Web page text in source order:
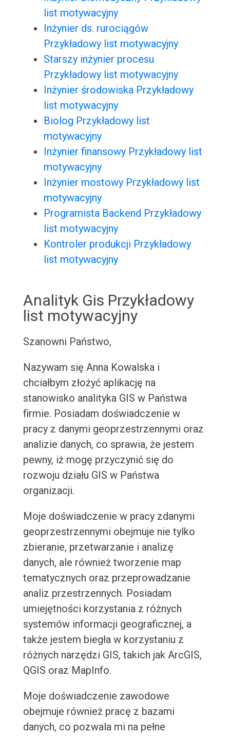
list motywacyjny
Inżynier ds. rurociągów
Przykładowy list motywacyjny
Starszy inżynier procesu
Przykładowy list motywacyjny
Inżynier środowiska Przykładowy
list motywacyjny
Biolog Przykładowy list
motywacyjny
Inżynier finansowy Przykładowy list
motywacyjny
Inżynier mostowy Przykładowy list
motywacyjny
Programista Backend Przykładowy
list motywacyjny
Kontroler produkcji Przykładowy
list motywacyjny
Analityk Gis Przykładowy
list motywacyjny
Szanowni Państwo,
Nazywam się Anna Kowalska i
chciałbym złożyć aplikację na
stanowisko analityka GIS w Państwa
firmie. Posiadam doświadczenie w
pracy z danymi geoprzestrzennymi oraz
analizie danych, co sprawia, że jestem
pewny, iż mogę przyczynić się do
rozwoju działu GIS w Państwa
organizacji.
Moje doświadczenie w pracy zdanymi
geoprzestrzennymi obejmuje nie tylko
zbieranie, przetwarzanie i analizę
danych, ale również tworzenie map
tematycznych oraz przeprowadzanie
analiz przestrzennych. Posiadam
umiejętności korzystania z różnych
systemów informacji geograficznej, a
także jestem biegła w korzystaniu z
różnych narzędzi GIS, takich jak ArcGIS,
QGIS oraz MapInfo.
Moje doświadczenie zawodowe
obejmuje również pracę z bazami
danych, co pozwala mi na pełne